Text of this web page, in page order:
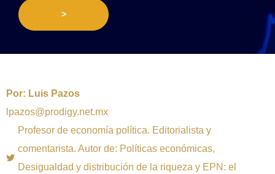
>
Por: Luis Pazos
lpazos@prodigy.net.mx
Profesor de economía política. Editorialista y
comentarista. Autor de: Políticas económicas,
Desigualdad y distribución de la riqueza y EPN: el